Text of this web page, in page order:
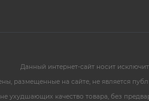
Данный интернет-сайт носит
размещенные на сайте, не является
ухудшающих качество товара, без